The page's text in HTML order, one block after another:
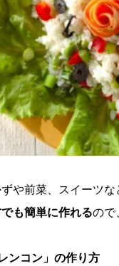
や前菜、スイーツ
も簡単に作れるので
ンコン」の作り方